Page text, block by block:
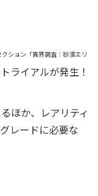
クション「異界調査：砂漠エリ
ライアルが発生！
ほか、レアリティ
レードに必要な